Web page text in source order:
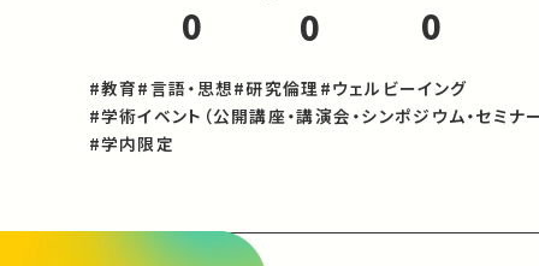
0 0 0
#教育#言語・思想#研究倫理 #ウェルビーイング
#学術イベント（公開講座・講演会・シンポジウム・セミナ
#学内限定